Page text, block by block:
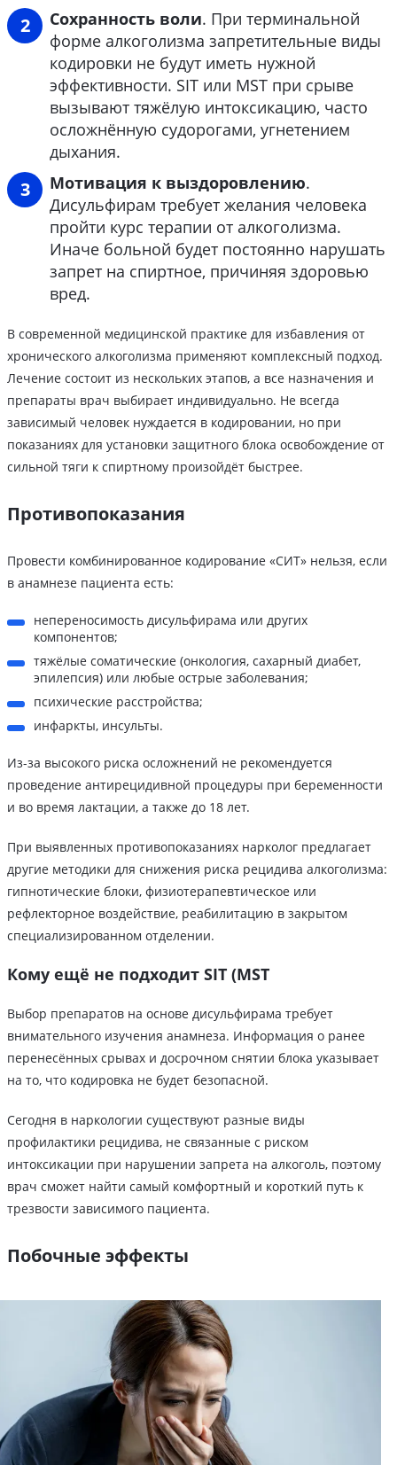
Сохранность воли. При терминальной
форме алкоголизма запретительные виды
кодировки не будут иметь нужной
эффективности. SIT или MST при срыве
вызывают тяжёлую интоксикацию, часто
осложнённую судорогами, угнетением
дыхания.
Мотивация к выздоровлению.
Дисульфирам требует желания человека
пройти курс терапии от алкоголизма.
Иначе больной будет постоянно нарушать
запрет на спиртное, причиняя здоровью
вред.
В современной медицинской практике для избавления от
хронического алкоголизма применяют комплексный подход.
Лечение состоит из нескольких этапов, а все назначения и
препараты врач выбирает индивидуально. Не всегда
зависимый человек нуждается в кодировании, но при
показаниях для установки защитного блока освобождение от
сильной тяги к спиртному произойдёт быстрее.
Противопоказания
Провести комбинированное кодирование «СИТ» нельзя, если
в анамнезе пациента есть:
непереносимость дисульфирама или других
компонентов;
тяжёлые соматические (онкология, сахарный диабет,
эпилепсия) или любые острые заболевания;
психические расстройства;
инфаркты, инсульты.
Из-за высокого риска осложнений не рекомендуется
проведение антирецидивной процедуры при беременности
и во время лактации, а также до 18 лет.
При выявленных противопоказаниях нарколог предлагает
другие методики для снижения риска рецидива алкоголизма:
гипнотические блоки, физиотерапевтическое или
рефлекторное воздействие, реабилитацию в закрытом
специализированном отделении.
Кому ещё не подходит SIT (MST
Выбор препаратов на основе дисульфирама требует
внимательного изучения анамнеза. Информация о ранее
перенесённых срывах и досрочном снятии блока указывает
на то, что кодировка не будет безопасной.
Сегодня в наркологии существуют разные виды
профилактики рецидива, не связанные с риском
интоксикации при нарушении запрета на алкоголь, поэтому
врач сможет найти самый комфортный и короткий путь к
трезвости зависимого пациента.
Побочные эффекты